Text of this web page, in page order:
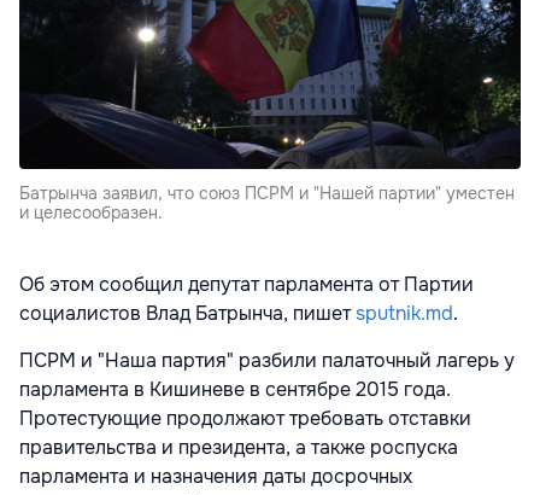
Батрынча заявил, что союз ПСРМ и "Нашей партии" уместен
и целесообразен.
Об этом сообщил депутат парламента от Партии
социалистов Влад Батрынча, пишетsputnik.md.
ПСРМ и "Наша партия" разбили палаточный лагерь у
парламента в Кишиневе в сентябре 2015 года.
Протестующие продолжают требовать отставки
правительства и президента, а также роспуска
парламента и назначения даты досрочных